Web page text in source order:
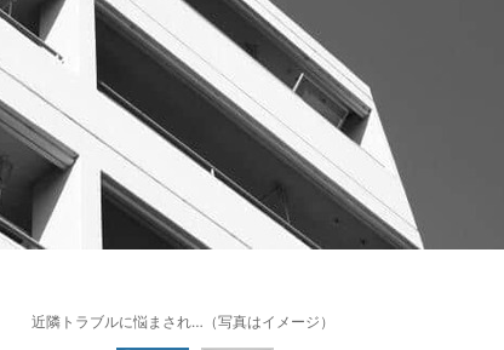
近隣トラブルに悩まされ…（写真はイメージ）